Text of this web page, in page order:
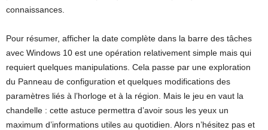
connaissances.
Pour résumer, afficher la date complète dans la barre des tâches
avec Windows 10 est une opération relativement simple mais qui
requiert quelques manipulations. Cela passe par une exploration
du Panneau de configuration et quelques modifications des
paramètres liés à l’horloge et à la région. Mais le jeu en vaut la
chandelle : cette astuce permettra d’avoir sous les yeux un
maximum d’informations utiles au quotidien. Alors n’hésitez pas et